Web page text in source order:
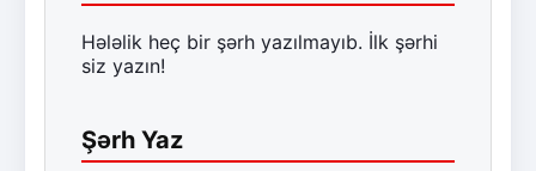
Hələlik heç bir şərh yazılmayıb. İlk şərhi
siz yazın!
Şərh Yaz